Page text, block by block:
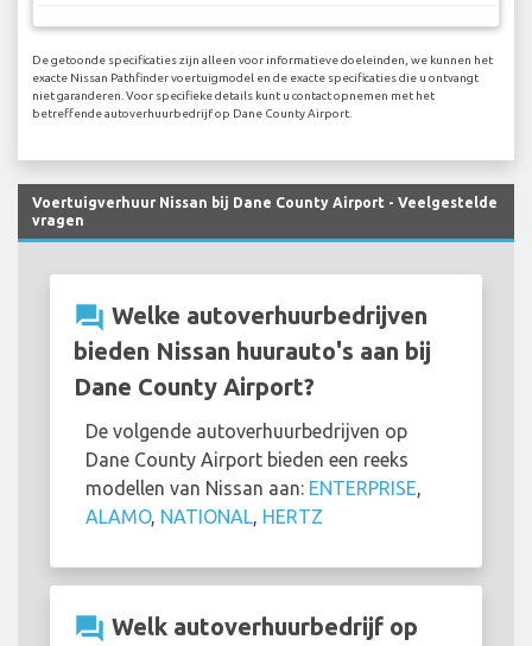
De getoonde specificaties zijn alleen voor informatieve doeleinden, we kunnen het
exacte Nissan Pathfinder voertuigmodel en de exacte specificaties die u ontvangt
niet garanderen. Voor specifieke details kunt u contact opnemen met het
betreffende autoverhuurbedrijf op Dane County Airport.
Voertuigverhuur Nissan bij Dane County Airport - Veelgestelde
vragen
question_answer Welke autoverhuurbedrijven
bieden Nissan huurauto's aan bij
Dane County Airport?
De volgende autoverhuurbedrijven op
Dane County Airport bieden een reeks
modellen van Nissan aan: ENTERPRISE,
ALAMO, NATIONAL, HERTZ
question_answer Welk autoverhuurbedrijf op